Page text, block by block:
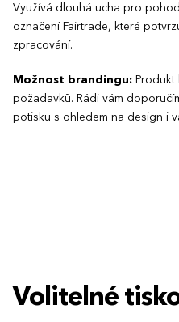
Využívá dlouhá ucha pro
označení Fairtrade, které
zpracování.
Možnost brandingu:
požadavků. Rádi vám
potisku s ohledem na design i
Volitelné